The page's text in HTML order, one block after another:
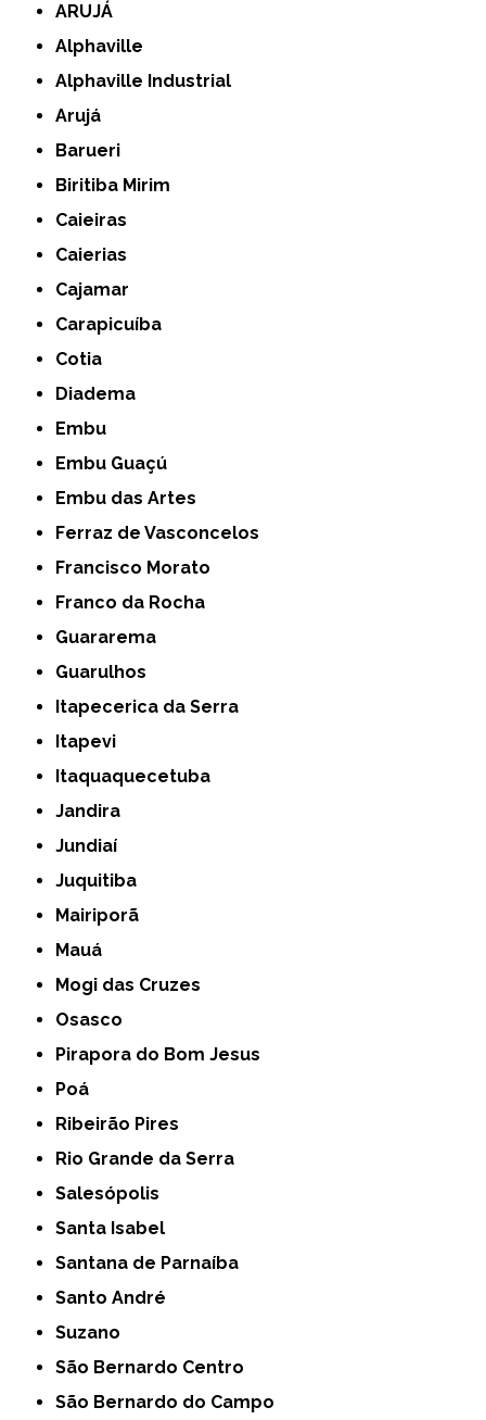
ARUJÁ
Alphaville
Alphaville Industrial
Arujá
Barueri
Biritiba Mirim
Caieiras
Caierias
Cajamar
Carapicuíba
Cotia
Diadema
Embu
Embu Guaçú
Embu das Artes
Ferraz de Vasconcelos
Francisco Morato
Franco da Rocha
Guararema
Guarulhos
Itapecerica da Serra
Itapevi
Itaquaquecetuba
Jandira
Jundiaí
Juquitiba
Mairiporã
Mauá
Mogi das Cruzes
Osasco
Pirapora do Bom Jesus
Poá
Ribeirão Pires
Rio Grande da Serra
Salesópolis
Santa Isabel
Santana de Parnaíba
Santo André
Suzano
São Bernardo Centro
São Bernardo do Campo